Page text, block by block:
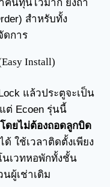
คืนทุนไวมาก ยิ่งถ้า
สำหรับทั้ง
ดการ
Install)
แล้วประตูจะเป็น
ต่ Ecoen รุ่นนี้
ดยไม่ต้องถอดลูกบิด
ใช้เวลาติดตั้งเพียง
นเวทหอพักทั้งชั้น
ผู้เช่าเดิม